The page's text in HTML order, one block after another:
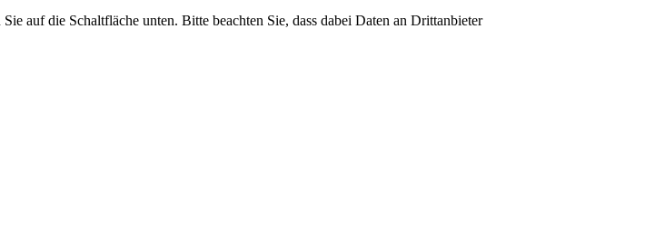
auf die Schaltfläche unten. Bitte beachten Sie, dass dabei Daten an Drittanbieter